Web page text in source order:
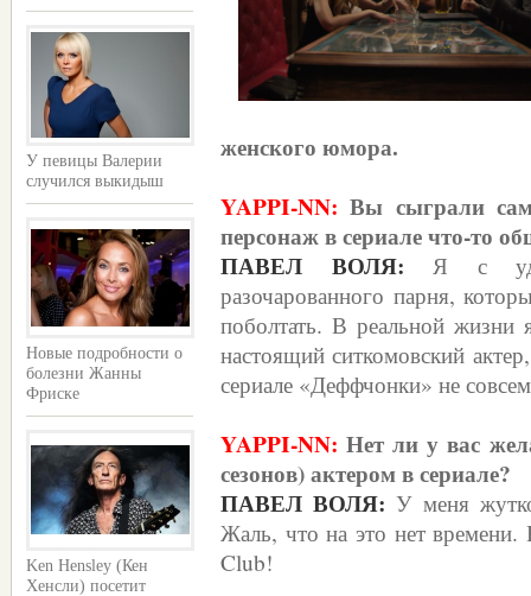
У певицы Валерии
случился выкидыш
Новые подробности о
болезни Жанны
Фриске
Ken Hensley (Кен
Хенсли) посетит
женского юмора.
YAPPI-NN: Вы сыграли
персонаж в сериале что-то
ПАВЕЛ ВОЛЯ: Я с
разочарованного парня,
поболтать. В реальной жизни
настоящий ситкомовский
сериале «Деффчонки» не
YAPPI-NN: Нет ли у вас
сезонов) актером в сериале?
ПАВЕЛ ВОЛЯ:У меня
Жаль, что на это нет времени.
Club!